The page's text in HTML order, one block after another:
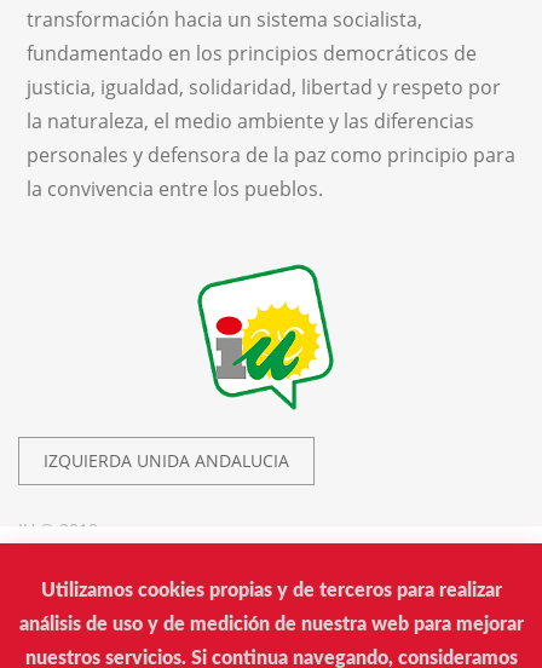
Utilizamos cookies propias y de terceros para realizar
análisis de uso y de medición de nuestra web para mejorar
nuestros servicios. Si continua navegando, consideramos
transformación hacia un sistema socialista,
fundamentado en los principios democráticos de
justicia, igualdad, solidaridad, libertad y respeto por
la naturaleza, el medio ambiente y las diferencias
personales y defensora de la paz como principio para
la convivencia entre los pueblos.
IZQUIERDA UNIDA ANDALUCIA
IU © 2019.
Izquierda Unida
Calle Donantes de Sangre, 14. Edificio Arrayán. Sevilla